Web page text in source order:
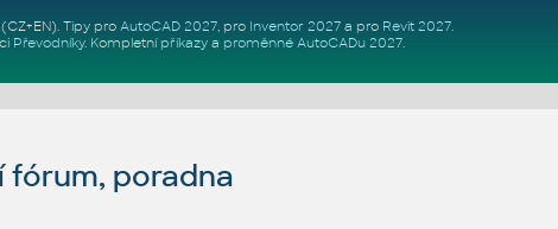
. Tipy pro AutoCAD 2027, pro Inventor 2027a pro Revit 2027.
Převodníky. Kompletní příkazya proměnné AutoCADu 2027.
fórum, poradna